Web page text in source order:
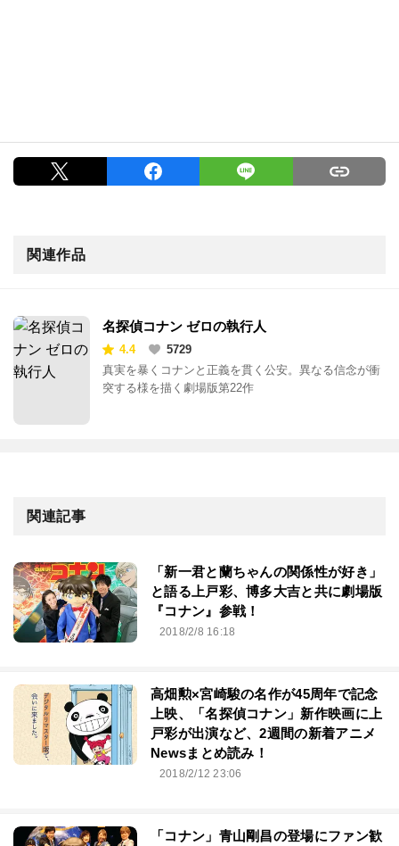
関連作品
名探偵コナン ゼロの執行人
4.4
5729
真実を暴くコナンと正義を貫く公安。異なる信念が衝
突する様を描く劇場版第22作
関連記事
「新一君と蘭ちゃんの関係性が好き」
と語る上戸彩、博多大吉と共に劇場版
『コナン』参戦！
2018/2/8 16:18
高畑勲×宮崎駿の名作が45周年で記念
上映、「名探偵コナン」新作映画に上
戸彩が出演など、2週間の新着アニメ
Newsまとめ読み！
2018/2/12 23:06
「コナン」青山剛昌の登場にファン歓